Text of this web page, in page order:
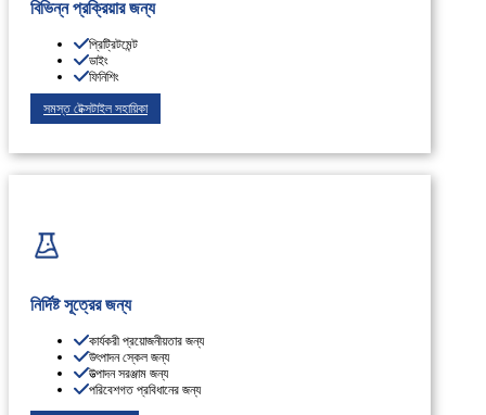
বিভিন্ন প্রক্রিয়ার জন্য
প্রিট্রিটমেন্ট
ডাইং
ফিনিশিং
সমস্ত টেক্সটাইল সহায়িকা
নির্দিষ্ট সূত্রের জন্য
কার্যকরী প্রয়োজনীয়তার জন্য
উৎপাদন স্কেল জন্য
উত্পাদন সরঞ্জাম জন্য
পরিবেশগত প্রবিধানের জন্য